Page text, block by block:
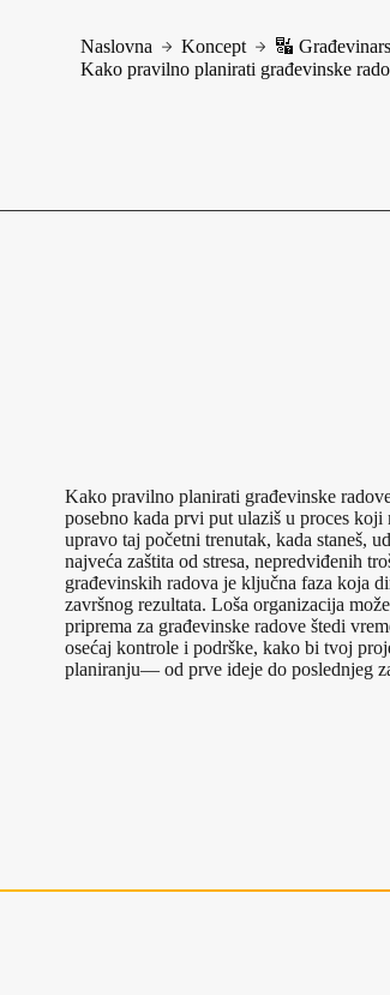
Naslovna Koncept
🔣
Kako pravilno planirati građevinske
Kako pravilno planirati građevinske
posebno kada prvi put ulaziš u proces
upravo taj početni trenutak, kada staneš,
najveća zaštita od stresa, nepredviđenih
građevinskih radova je ključna faza koja
završnog rezultata. Loša organizacija
priprema za građevinske radove štedi
osećaj kontrole i podrške, kako bi tvoj
planiranju— od prve ideje do poslednjeg